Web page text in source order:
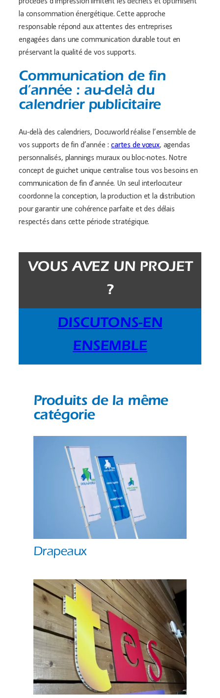
la consommation énergétique. Cette approche
responsable répond aux attentes des entreprises
engagées dans une communication durable tout en
préservant la qualité de vos supports.
Communication de fin
d’année : au-delà du
calendrier publicitaire
Au-delà des calendriers, Docuworld réalise l’ensemble de
vos supports de fin d’année :cartes de vœux, agendas
personnalisés, plannings muraux ou bloc-notes. Notre
concept de guichet unique centralise tous vos besoins en
communication de fin d’année. Un seul interlocuteur
coordonne la conception, la production et la distribution
pour garantir une cohérence parfaite et des délais
respectés dans cette période stratégique.
VOUS AVEZ UN PROJET
?
DISCUTONS-EN
ENSEMBLE
Produits de la même
catégorie
Drapeaux